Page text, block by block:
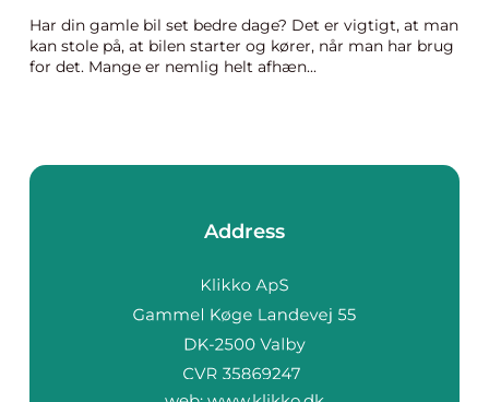
Har din gamle bil set bedre dage? Det er vigtigt, at man
kan stole på, at bilen starter og kører, når man har brug
for det. Mange er nemlig helt afhæn...
Address